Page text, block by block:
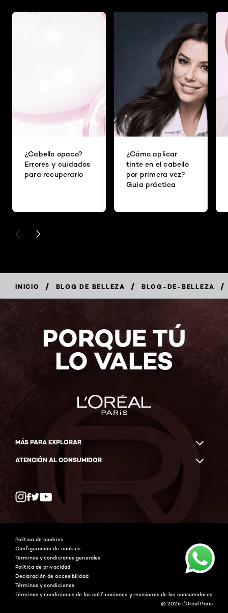
¿Cabello opaco?
Errores y cuidados
para recuperarlo
¿Cómo aplicar
tinte en el cabello
por primera vez?
Guía práctica
PREVIOUS CARD
NEXT CARD
INICIO / BLOG DE BELLEZA / BLOG-DE-BELLEZA /
PORQUE TÚ
LO VALES
MÁS PARA EXPLORAR
ATENCIÓN AL CONSUMIDOR
Whatsapp
Política de cookies
Configuración de cookies
Términos y condiciones generales
Política de privacidad
Declaración de accesibilidad
Términos y condiciones
Términos y condiciones de las calificaciones y revisiones de los consumidores
@ 2026 L'Oréal Paris